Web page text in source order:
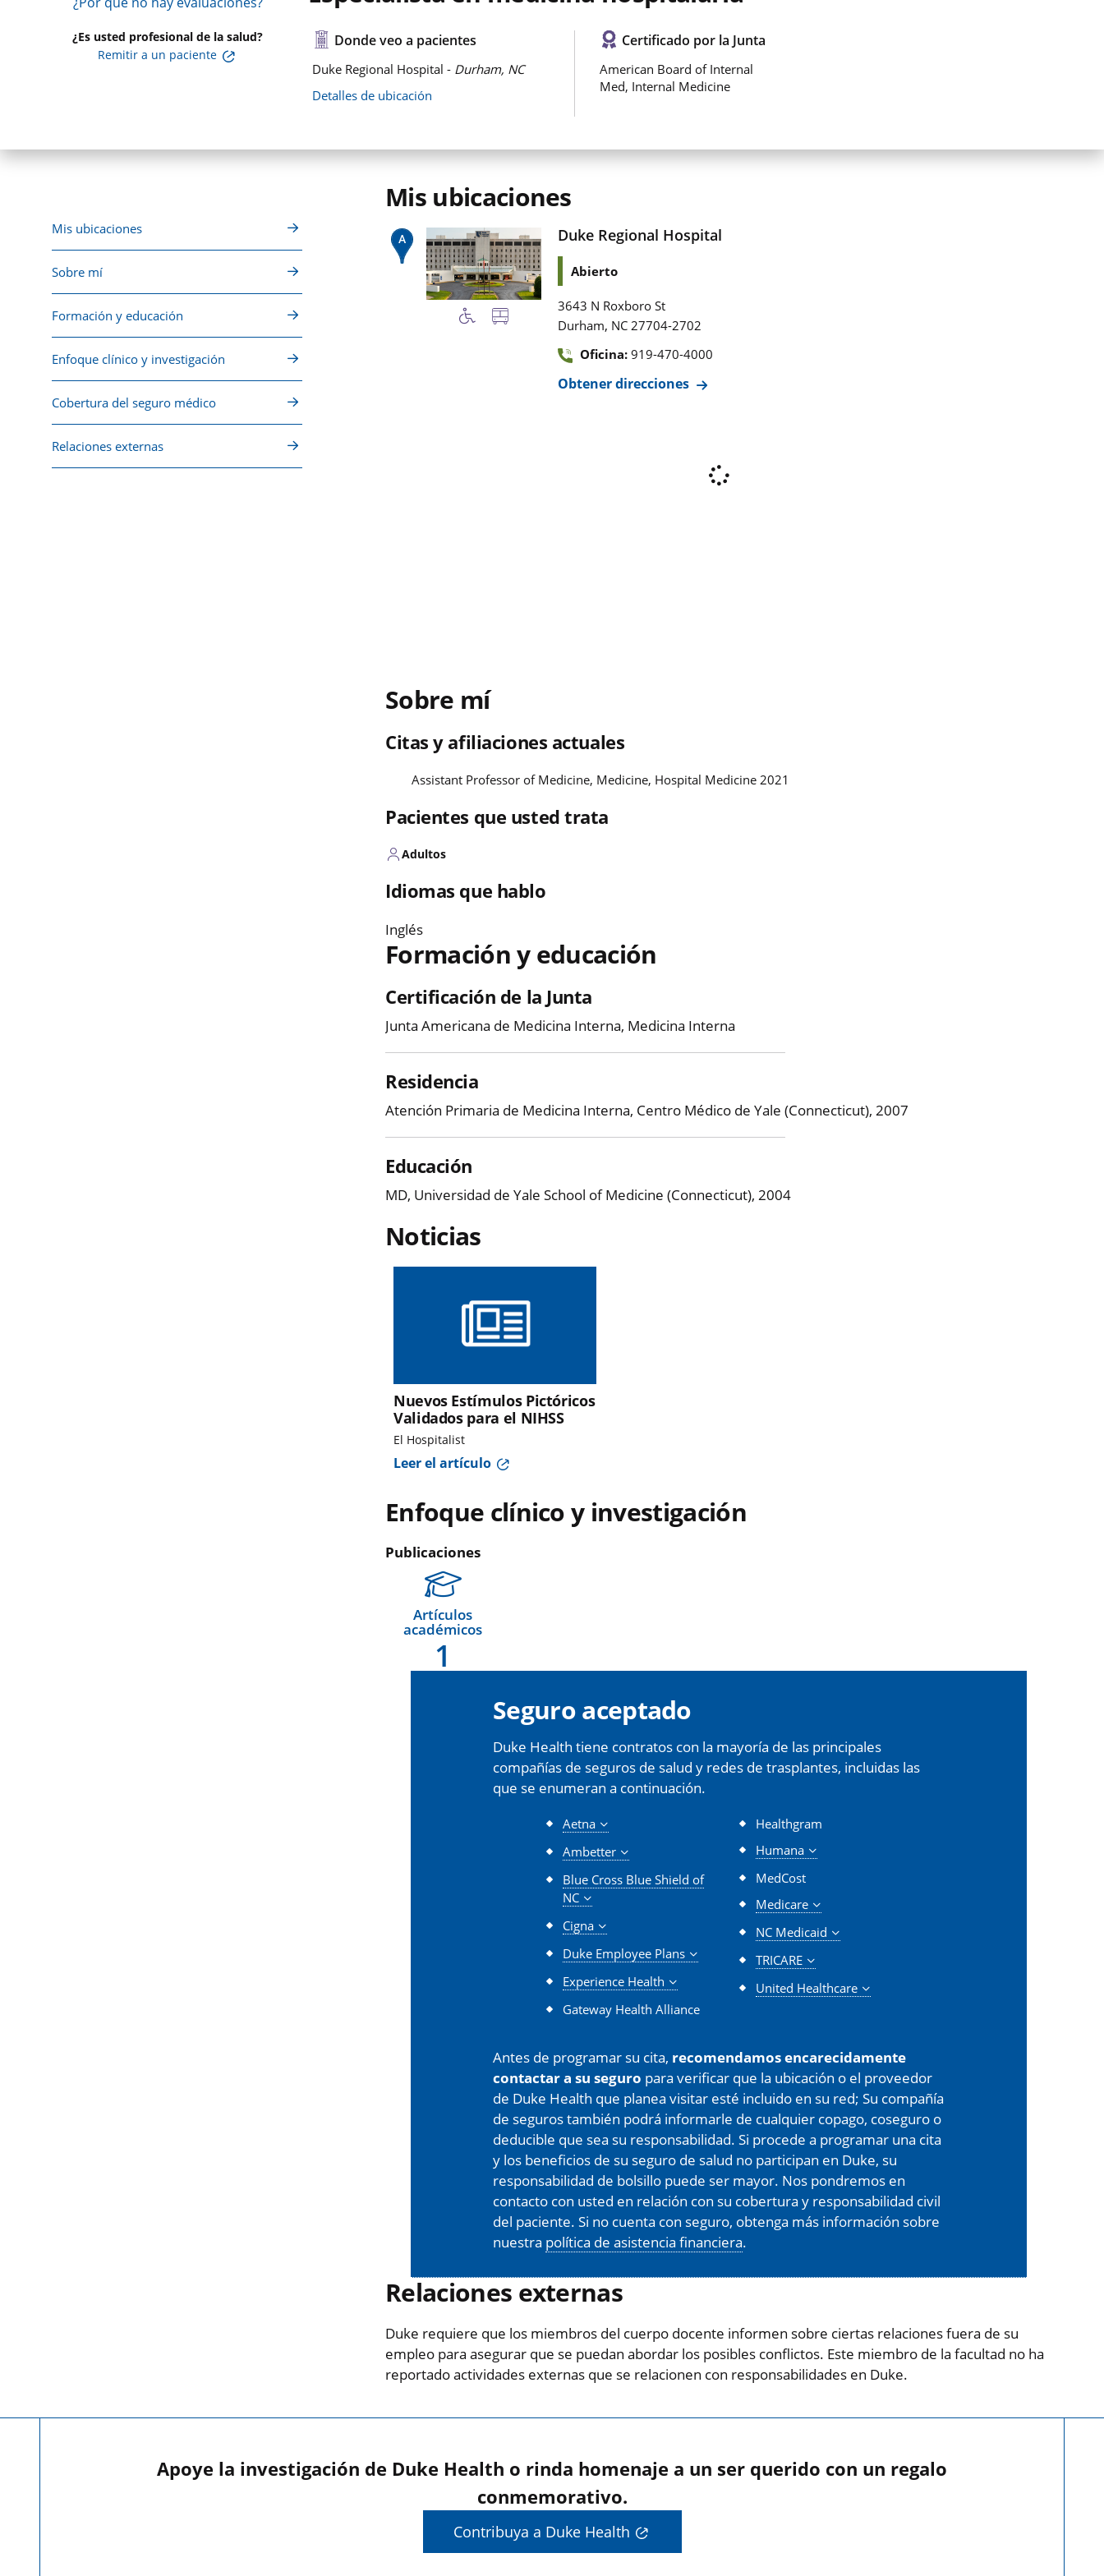
¿Es usted profesional de la salud?
Remitir a un paciente
Donde veo a pacientes
Duke Regional Hospital - Durham, NC
Detalles de ubicación
Certificado por la Junta
American Board of Internal
Med, Internal Medicine
Mis ubicaciones
Sobre mí
Formación y educación
Enfoque clínico y investigación
Cobertura del seguro médico
Relaciones externas
Mis ubicaciones
Duke Regional Hospital
Abierto
3643 N Roxboro St
Durham, NC 27704-2702
Oficina: 919-470-4000
Obtener direcciones
Sobre mí
Citas y afiliaciones actuales
Assistant Professor of Medicine, Medicine, Hospital Medicine 2021
Pacientes que usted trata
Adultos
Idiomas que hablo
Inglés
Formación y educación
Certificación de la Junta
Junta Americana de Medicina Interna, Medicina Interna
Residencia
Atención Primaria de Medicina Interna, Centro Médico de Yale (Connecticut), 2007
Educación
MD, Universidad de Yale School of Medicine (Connecticut), 2004
Noticias
Nuevos Estímulos Pictóricos
Validados para el NIHSS
El Hospitalist
Leer el artículo
Enfoque clínico y investigación
Publicaciones
Artículos
académicos
1
Seguro aceptado
Duke Health tiene contratos con la mayoría de las principales
compañías de seguros de salud y redes de trasplantes, incluidas las
que se enumeran a continuación.
Aetna
Ambetter
Blue Cross Blue Shield of
NC
Cigna
Duke Employee Plans
Experience Health
Gateway Health Alliance
Healthgram
Humana
MedCost
Medicare
NC Medicaid
TRICARE
United Healthcare
Antes de programar su cita, recomendamos encarecidamente
contactar a su seguro para verificar que la ubicación o el proveedor
de Duke Health que planea visitar esté incluido en su red; Su compañía
de seguros también podrá informarle de cualquier copago, coseguro o
deducible que sea su responsabilidad. Si procede a programar una cita
y los beneficios de su seguro de salud no participan en Duke, su
responsabilidad de bolsillo puede ser mayor. Nos pondremos en
contacto con usted en relación con su cobertura y responsabilidad civil
del paciente. Si no cuenta con seguro, obtenga más información sobre
nuestra política de asistencia financiera.
Relaciones externas
Duke requiere que los miembros del cuerpo docente informen sobre ciertas relaciones fuera de su
empleo para asegurar que se puedan abordar los posibles conflictos. Este miembro de la facultad no ha
reportado actividades externas que se relacionen con responsabilidades en Duke.
Apoye la investigación de Duke Health o rinda homenaje a un ser querido con un regalo
conmemorativo.
Contribuya a Duke Health